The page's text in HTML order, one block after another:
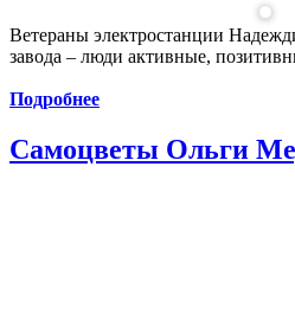
Ветераны электростанции
завода – люди активные,
Подробнее
Самоцветы Ольги